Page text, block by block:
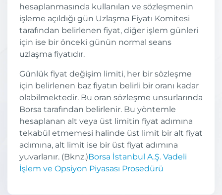
hesaplanmasında kullanılan ve sözleşmenin
işleme açıldığı gün Uzlaşma Fiyatı Komitesi
tarafından belirlenen fiyat, diğer işlem günleri
için ise bir önceki günün normal seans
uzlaşma fiyatıdır.
Günlük fiyat değişim limiti, her bir sözleşme
için belirlenen baz fiyatın belirli bir oranı kadar
olabilmektedir. Bu oran sözleşme unsurlarında
Borsa tarafından belirlenir. Bu yöntemle
hesaplanan alt veya üst limitin fiyat adımına
tekabül etmemesi halinde üst limit bir alt fiyat
adımına, alt limit ise bir üst fiyat adımına
yuvarlanır. (Bknz.)Borsa İstanbul A.Ş. Vadeli
İşlem ve Opsiyon Piyasası Prosedürü